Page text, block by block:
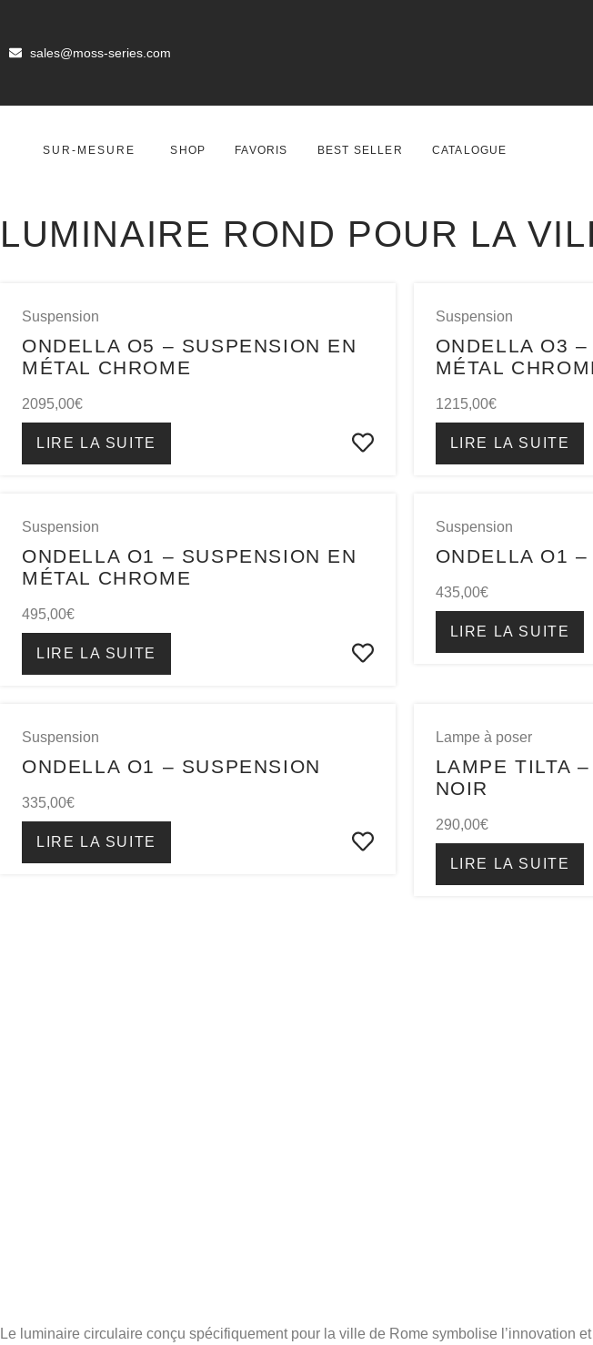
sales@moss-series.com
SUR-MESURE SHOP FAVORIS BEST SELLER CATALOGUE
LUMINAIRE ROND POUR LA
Suspension
ONDELLA O5 – SUSPENSION EN
MÉTAL CHROME
2095,00€
LIRE LA SUITE
Suspension
ONDELLA O3
MÉTAL
1215,00€
LIRE LA SUITE
Suspension
ONDELLA O1 – SUSPENSION EN
MÉTAL CHROME
495,00€
LIRE LA SUITE
Suspension
ONDELLA O1
435,00€
LIRE LA SUITE
Suspension
ONDELLA O1 – SUSPENSION
335,00€
LIRE LA SUITE
Lampe à poser
LAMPE TILTA
NOIR
290,00€
LIRE LA SUITE
Le luminaire circulaire conçu spécifiquement pour la ville de Rome symbolise l’innovation